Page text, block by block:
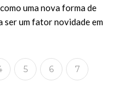
uma nova forma de
ser um fator novidade em
5 6 7